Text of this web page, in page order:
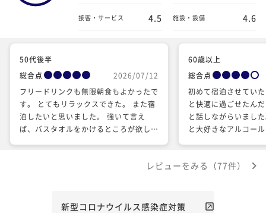
接客・サービス 4.5 施設・設備 4.6
50代後半
総合点
2026/07/12
フリードリンクも無限朝食もよかったで
す。 とてもリラックスできた。 また宿
泊したいと思いました。 強いて言え
ば、バスタオルをかけるところが欲しか
60歳以上
総合点
初めて宿泊させてい
と快適に過ごせたん
と話しながらいまし
と大好きなアルコー
るなら、洗面所の電
レビューをみる（77件）
新型コロナウイルス感染症対策